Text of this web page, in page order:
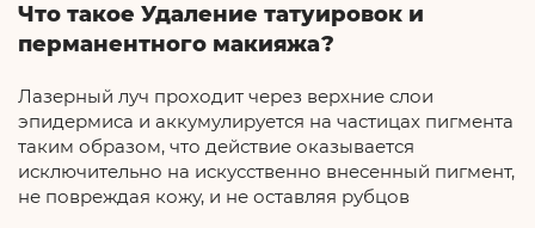
Что такое Удаление татуировок и
перманентного макияжа?
Лазерный луч проходит через верхние слои
эпидермиса и аккумулируется на частицах пигмента
таким образом, что действие оказывается
исключительно на искусственно внесенный пигмент,
не повреждая кожу, и не оставляя рубцов